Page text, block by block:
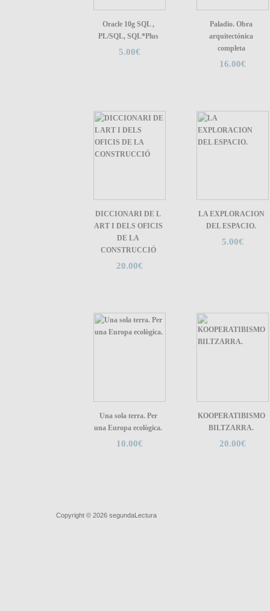
Oracle 10g SQL ,
PL/SQL, SQL*Plus
5.00€
Paladio. Obra
arquitectónica
completa
16.00€
DICCIONARI DE L
ART I DELS OFICIS
DE LA
CONSTRUCCIÓ
20.00€
LA EXPLORACION
DEL ESPACIO.
5.00€
Una sola terra. Per
una Europa ecològica.
10.00€
KOOPERATIBISMO
BILTZARRA.
20.00€
Copyright © 2026 segundaLectura